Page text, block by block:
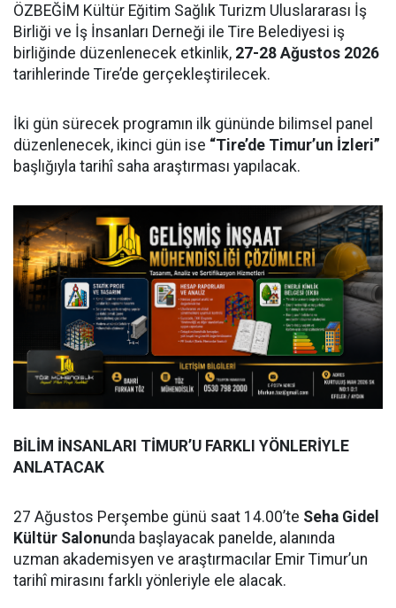
ÖZBEĞİM Kültür Eğitim Sağlık Turizm Uluslararası İş
Birliği ve İş İnsanları Derneği ile Tire Belediyesi iş
birliğinde düzenlenecek etkinlik, 27-28 Ağustos 2026
tarihlerinde Tire’de gerçekleştirilecek.
İki gün sürecek programın ilk gününde bilimsel panel
düzenlenecek, ikinci gün ise “Tire’de Timur’un İzleri”
başlığıyla tarihî saha araştırması yapılacak.
BİLİM İNSANLARI TİMUR’U FARKLI YÖNLERİYLE
ANLATACAK
27 Ağustos Perşembe günü saat 14.00’te Seha Gidel
Kültür Salonunda başlayacak panelde, alanında
uzman akademisyen ve araştırmacılar Emir Timur’un
tarihî mirasını farklı yönleriyle ele alacak.